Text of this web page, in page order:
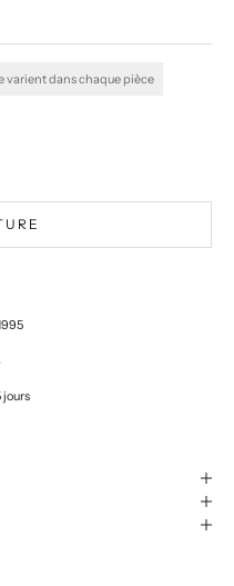
varient dans chaque pièce
jours